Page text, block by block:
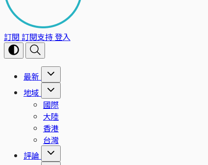
訂閱 訂閱支持登入
最新
地域
國際
大陸
香港
台灣
評論